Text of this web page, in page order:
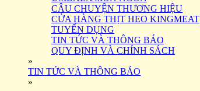
CÂU CHUYỆN THƯƠNG HIỆU
CỬA HÀNG THỊT HEO KINGMEAT
TUYỂN DỤNG
TIN TỨC VÀ THÔNG BÁO
QUY ĐỊNH VÀ CHÍNH SÁCH
»
TIN TỨC VÀ THÔNG BÁO
»